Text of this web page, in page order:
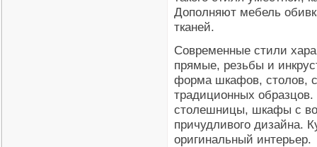
Дополняют мебель
тканей.
Современные стили
прямые, резьбы и
форма шкафов, столов,
традиционных
столешницы, шкафы с
причудливого дизайна.
оригинальный интерьер.